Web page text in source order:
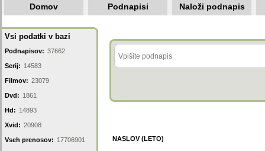
Domov Podnapisi Naloži podnapis
Vsi podatki v bazi
Podnapisov: 37662
Serij: 14583
Filmov: 23079
Dvd: 1861
Hd: 14893
Xvid: 20908
Vseh prenosov: 17706901 NASLOV (LETO)